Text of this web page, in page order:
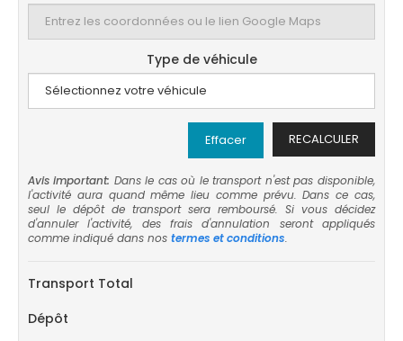
Type de véhicule
RECALCULER
Effacer
Avis important: Dans le cas où le transport n'est pas disponible,
l'activité aura quand même lieu comme prévu. Dans ce cas,
seul le dépôt de transport sera remboursé. Si vous décidez
d'annuler l'activité, des frais d'annulation seront appliqués
comme indiqué dans nos termes et conditions.
Transport Total
Dépôt